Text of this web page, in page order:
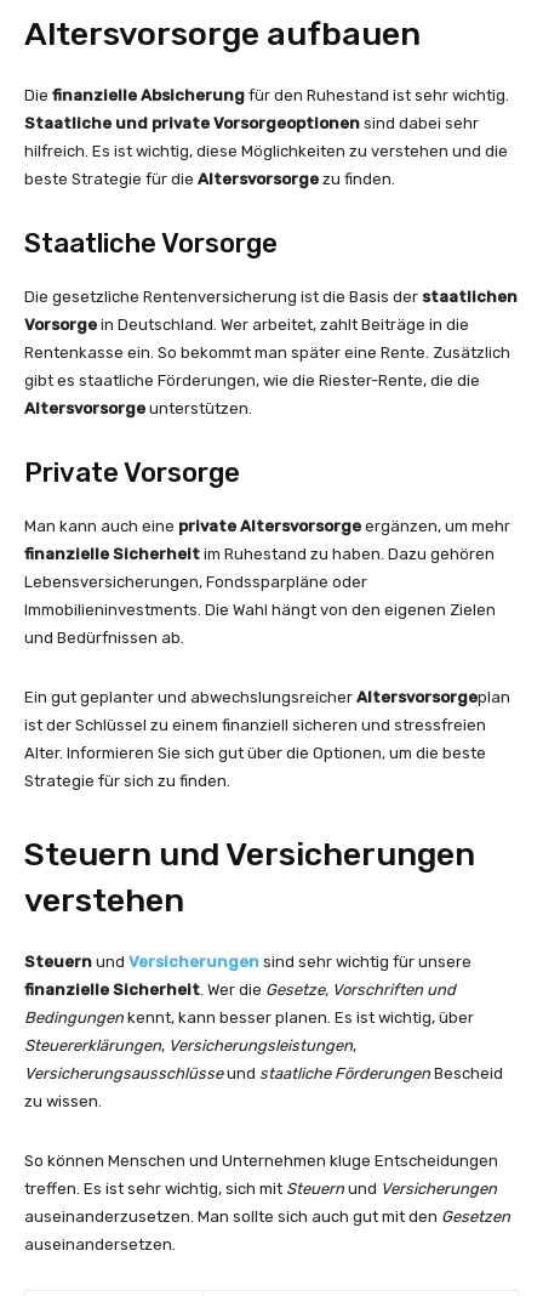
Altersvorsorge aufbauen
Die finanzielle Absicherung für den Ruhestand ist sehr wichtig.
Staatliche und private Vorsorgeoptionen sind dabei sehr
hilfreich. Es ist wichtig, diese Möglichkeiten zu verstehen und die
beste Strategie für die Altersvorsorge zu finden.
Staatliche Vorsorge
Die gesetzliche Rentenversicherung ist die Basis der staatlichen
Vorsorge in Deutschland. Wer arbeitet, zahlt Beiträge in die
Rentenkasse ein. So bekommt man später eine Rente. Zusätzlich
gibt es staatliche Förderungen, wie die Riester-Rente, die die
Altersvorsorge unterstützen.
Private Vorsorge
Man kann auch eine private Altersvorsorge ergänzen, um mehr
finanzielle Sicherheit im Ruhestand zu haben. Dazu gehören
Lebensversicherungen, Fondssparpläne oder
Immobilieninvestments. Die Wahl hängt von den eigenen Zielen
und Bedürfnissen ab.
Ein gut geplanter und abwechslungsreicher Altersvorsorgeplan
ist der Schlüssel zu einem finanziell sicheren und stressfreien
Alter. Informieren Sie sich gut über die Optionen, um die beste
Strategie für sich zu finden.
Steuern und Versicherungen
verstehen
Steuern und Versicherungen sind sehr wichtig für unsere
finanzielle Sicherheit . Wer die Gesetze, Vorschriften und
Bedingungen kennt, kann besser planen. Es ist wichtig, über
Steuererklärungen, Versicherungsleistungen,
Versicherungsausschlüsseund staatliche Förderungen Bescheid
zu wissen.
So können Menschen und Unternehmen kluge Entscheidungen
treffen. Es ist sehr wichtig, sich mit Steuern und Versicherungen
auseinanderzusetzen. Man sollte sich auch gut mit den Gesetzen
auseinandersetzen.